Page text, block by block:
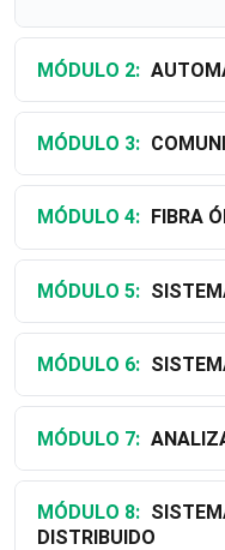
MÓDULO 2:
MÓDULO 3:
MÓDULO 4: FIBRA
MÓDULO 5:
MÓDULO 6:
MÓDULO 7:
MÓDULO 8:
DISTRIBUIDO